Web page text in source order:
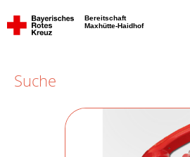
Bereitschaft
Maxhütte-Haidhof
Suche